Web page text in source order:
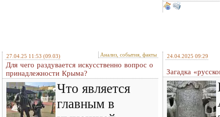
27.04.25 11:53 (09.03) Анализ, события, факты
Для чего раздувается искусственно вопрос о
принадлежности Крыма?
Что является
главным в
24.04.2025 09:29
Загадка